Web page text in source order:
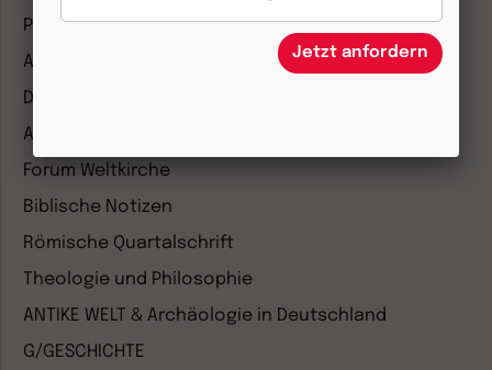
Pastoralblätter
Anzeiger für die Seelsorge
Diakonia
Amosinternational
Forum Weltkirche
Biblische Notizen
Römische Quartalschrift
Theologie und Philosophie
ANTIKE WELT & Archäologie in Deutschland
G/GESCHICHTE
Jetzt anfordern